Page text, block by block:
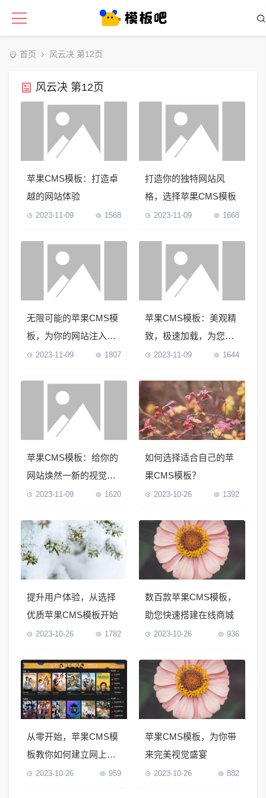
首页 风云决 第12页
风云决 第12页
苹果CMS模板：打造卓
越的网站体验
2023-11-09 1568
打造你的独特网站风
格，选择苹果CMS模板
2023-11-09 1668
无限可能的苹果CMS模
板，为你的网站注入新
鲜活力
2023-11-09 1807
苹果CMS模板：美观精
致，极速加载，为您带
来顶级用户体验
2023-11-09 1644
苹果CMS模板：给你的
网站焕然一新的视觉盛
宴 2023-11-09 1620
如何选择适合自己的苹
果CMS模板？
2023-10-26 1392
提升用户体验，从选择
优质苹果CMS模板开始
2023-10-26 1782
数百款苹果CMS模板，
助您快速搭建在线商城
2023-10-26 936
从零开始，苹果CMS模
板教你如何建立网上商
城 2023-10-26 959
苹果CMS模板，为你带
来完美视觉盛宴
2023-10-26 882